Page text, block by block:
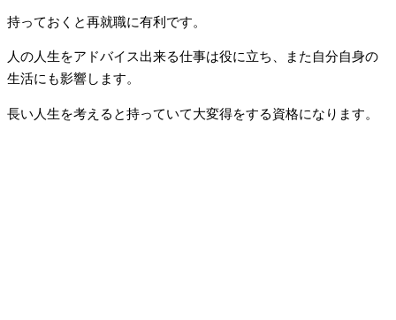
持っておくと再就職に有利です。
人の人生をアドバイス出来る仕事は役に立ち、また自分自身の
生活にも影響します。
長い人生を考えると持っていて大変得をする資格になります。